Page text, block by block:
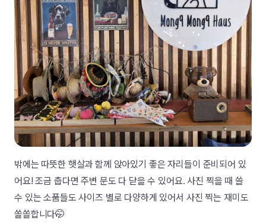
밖에는 따뜻한 햇살과 함께 앉아있기 좋은 자리들이 준비되어 있
어요! 조금 춥다면 주변 문도 다 닫을 수 있어요. 사진 찍을 때 쓸
수 있는 소품들도 사이즈 별로 다양하게 있어서 사진 찍는 재미도
쏠쏠합니다🤭